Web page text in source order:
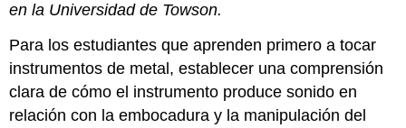
en la Universidad de Towson.
Para los estudiantes que aprenden primero a tocar
instrumentos de metal, establecer una comprensión
clara de cómo el instrumento produce sonido en
relación con la embocadura y la manipulación del